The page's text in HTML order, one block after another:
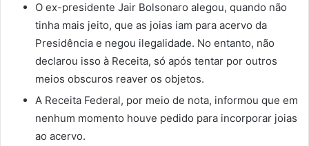
O ex-presidente Jair Bolsonaro alegou, quando não
tinha mais jeito, que as joias iam para acervo da
Presidência e negou ilegalidade. No entanto, não
declarou isso à Receita, só após tentar por outros
meios obscuros reaver os objetos.
A Receita Federal, por meio de nota, informou que em
nenhum momento houve pedido para incorporar joias
ao acervo.